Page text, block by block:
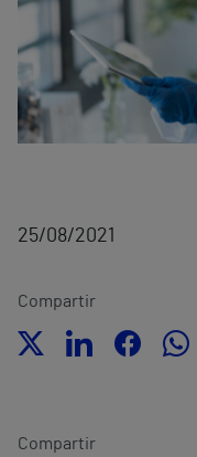
25/08/2021
Compartir
Compartir